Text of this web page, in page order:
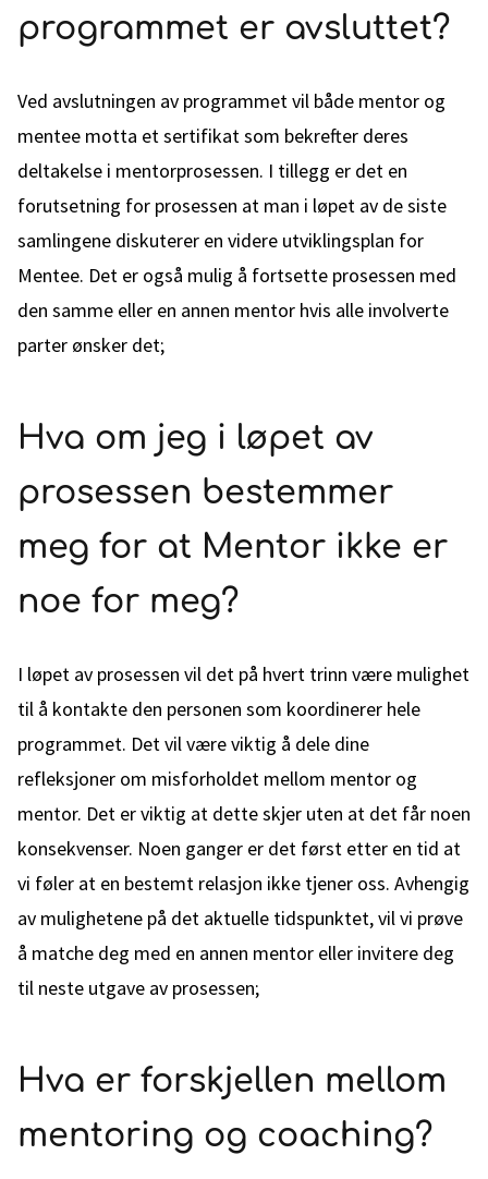
programmet er avsluttet?
Ved avslutningen av programmet vil både mentor og
mentee motta et sertifikat som bekrefter deres
deltakelse i mentorprosessen. I tillegg er det en
forutsetning for prosessen at man i løpet av de siste
samlingene diskuterer en videre utviklingsplan for
Mentee. Det er også mulig å fortsette prosessen med
den samme eller en annen mentor hvis alle involverte
parter ønsker det;
Hva om jeg i løpet av
prosessen bestemmer
meg for at Mentor ikke er
noe for meg?
I løpet av prosessen vil det på hvert trinn være mulighet
til å kontakte den personen som koordinerer hele
programmet. Det vil være viktig å dele dine
refleksjoner om misforholdet mellom mentor og
mentor. Det er viktig at dette skjer uten at det får noen
konsekvenser. Noen ganger er det først etter en tid at
vi føler at en bestemt relasjon ikke tjener oss. Avhengig
av mulighetene på det aktuelle tidspunktet, vil vi prøve
å matche deg med en annen mentor eller invitere deg
til neste utgave av prosessen;
Hva er forskjellen mellom
mentoring og coaching?